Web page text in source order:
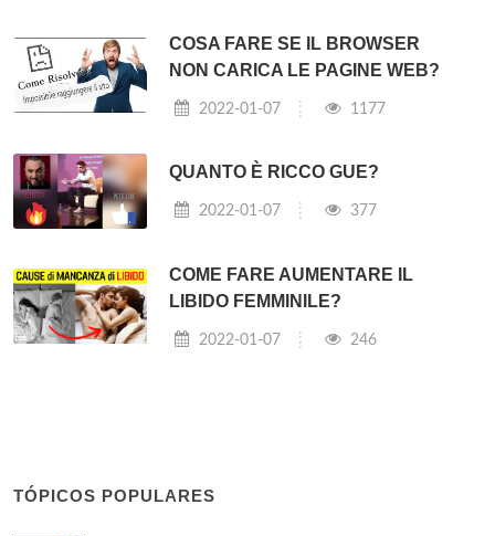
COSA FARE SE IL BROWSER
NON CARICA LE PAGINE WEB?
2022-01-07 1177
QUANTO È RICCO GUE?
2022-01-07 377
COME FARE AUMENTARE IL
LIBIDO FEMMINILE?
2022-01-07 246
TÓPICOS POPULARES